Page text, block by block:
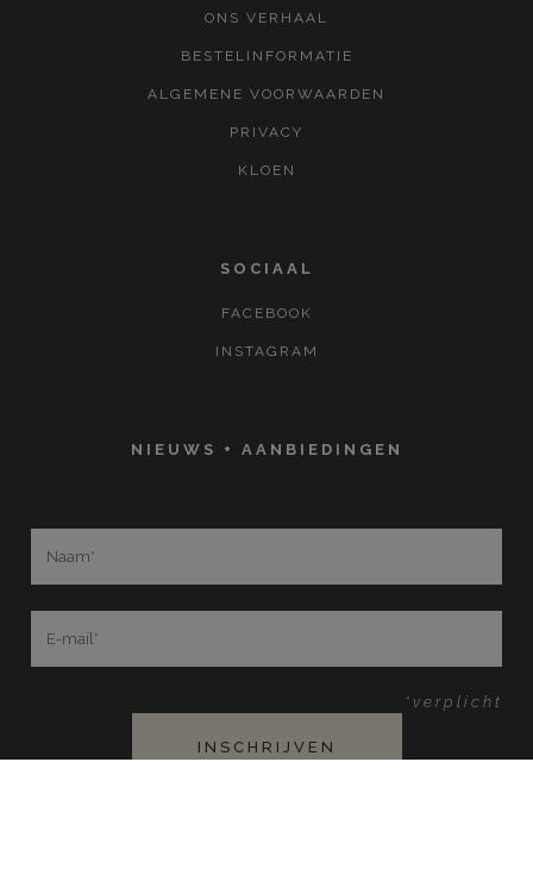
ONS VERHAAL
BESTELINFORMATIE
ALGEMENE VOORWAARDEN
PRIVACY
KLOEN
SOCIAAL
FACEBOOK
INSTAGRAM
NIEUWS + AANBIEDINGEN
*verplicht